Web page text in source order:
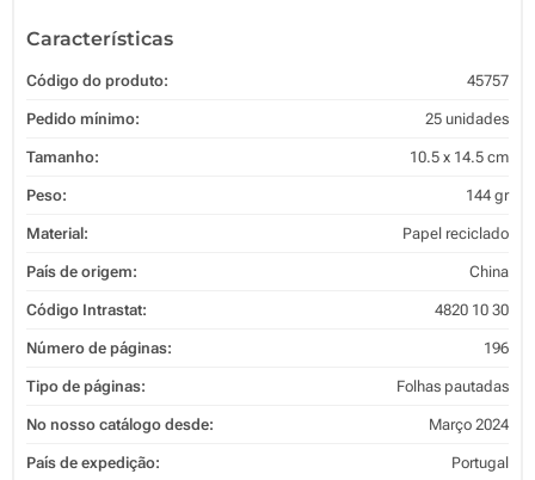
Características
Código do produto: 45757
Pedido mínimo: 25 unidades
Tamanho: 10.5 x 14.5 cm
Peso: 144 gr
Material: Papel reciclado
País de origem: China
Código Intrastat: 4820 10 30
Número de páginas: 196
Tipo de páginas: Folhas pautadas
No nosso catálogo desde: Março 2024
País de expedição: Portugal